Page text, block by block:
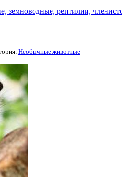
земноводные, рептилии,
Необычные животные